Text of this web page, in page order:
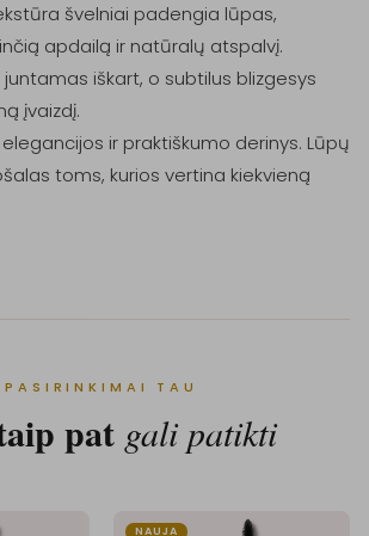
švelniai padengia lūpas,
apdailą ir natūralų atspalvį.
iškart, o subtilus blizgesys
įvaizdį.
ir praktiškumo derinys. Lūpų
toms, kurios vertina kiekvieną
PASIRINKIMAI TAU
pat gali patikti
NAUJA